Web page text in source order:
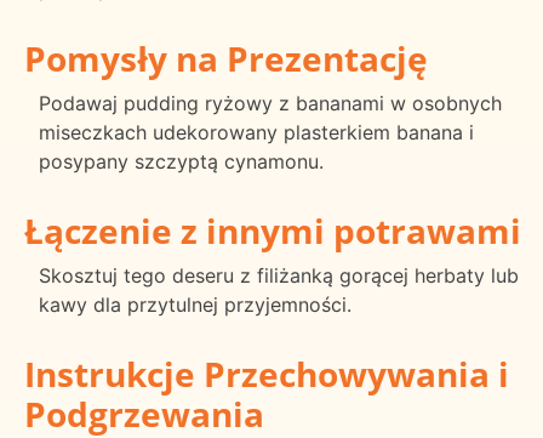
Pomysły na Prezentację
Podawaj pudding ryżowy z bananami w osobnych
miseczkach udekorowany plasterkiem banana i
posypany szczyptą cynamonu.
Łączenie z innymi potrawami
Skosztuj tego deseru z filiżanką gorącej herbaty lub
kawy dla przytulnej przyjemności.
Instrukcje Przechowywania i
Podgrzewania